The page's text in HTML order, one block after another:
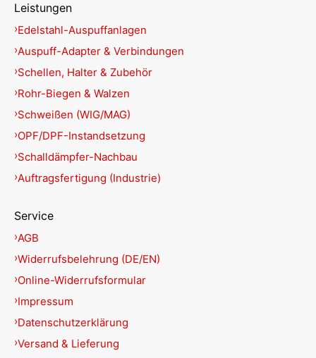
Leistungen
Edelstahl-Auspuffanlagen
Auspuff-Adapter & Verbindungen
Schellen, Halter & Zubehör
Rohr-Biegen & Walzen
Schweißen (WIG/MAG)
OPF/DPF-Instandsetzung
Schalldämpfer-Nachbau
Auftragsfertigung (Industrie)
Service
AGB
Widerrufsbelehrung (DE/EN)
Online-Widerrufsformular
Impressum
Datenschutzerklärung
Versand & Lieferung